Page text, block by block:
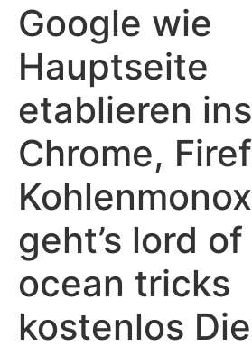
Google wie
Hauptseite
etablieren
Chrome,
geht’s lord
ocean tricks
kostenlos Die